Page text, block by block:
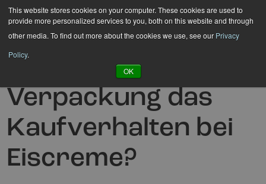
This website stores cookies on your computer. These cookies are used to
provide more personalized services to you, both on this website and through
other media. To find out more about the cookies we use, see our Privacy
Policy.
OK
Hyppää
sisältöön
Wie beeinflusst die
Verpackung das
Kaufverhalten bei
Eiscreme?